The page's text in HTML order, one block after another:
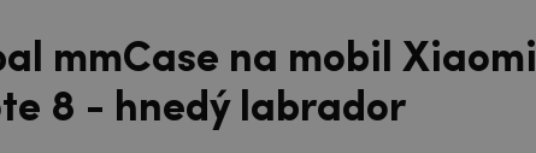
mmCase na mobil Xiaomi
8 - hnedý labrador